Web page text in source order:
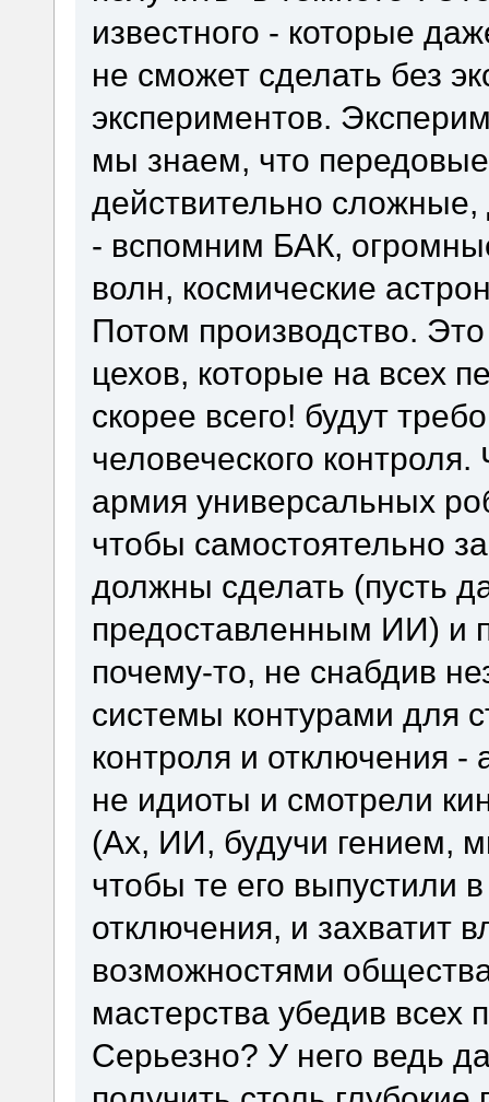
известного - которые
не сможет сделать без
экспериментов.
мы знаем, что
действительно
- вспомним БАК,
волн, космические
Потом производство.
цехов, которые на всех
скорее всего! будут
человеческого
армия универсальных
чтобы самостоятельно
должны сделать (пусть
предоставленным ИИ) и
почему-то, не снабдив
системы контурами для
контроля и отключения
не идиоты и смотрели
(Ах, ИИ, будучи гением,
чтобы те его выпустили
отключения, и захватит
возможностями
мастерства убедив всех
Серьезно? У него ведь